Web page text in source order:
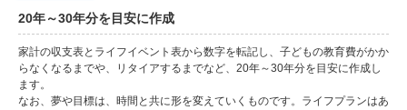
20年～30年分を目安に作成
家計の収支表とライフイベント表から数字を転記し、子どもの教育費がかか
らなくなるまでや、リタイアするまでなど、20年～30年分を目安に作成し
ます。
なお、夢や目標は、時間と共に形を変えていくものです。ライフプランはあ